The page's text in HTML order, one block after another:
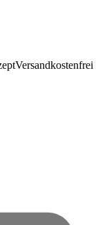
Versandkostenfrei